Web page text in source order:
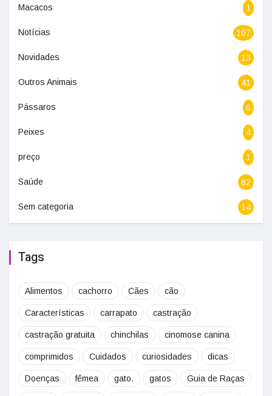
Macacos 1
Notícias 107
Novidades 13
Outros Animais 41
Pássaros 6
Peixes 4
preço 1
Saúde 82
Sem categoria 14
Tags
Alimentos cachorro Cães cão
Características carrapato castração
castração gratuita chinchilas cinomose canina
comprimidos Cuidados curiosidades dicas
Doenças fêmea gato. gatos Guia de Raças